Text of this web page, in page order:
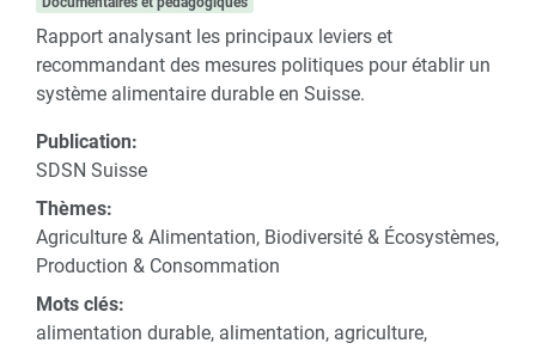
Rapport analysant les principaux leviers et
recommandant des mesures politiques pour établir un
système alimentaire durable en Suisse.
Publication:
SDSN Suisse
Thèmes:
Agriculture & Alimentation, Biodiversité & Écosystèmes,
Production & Consommation
Mots clés:
alimentation durable, alimentation, agriculture,